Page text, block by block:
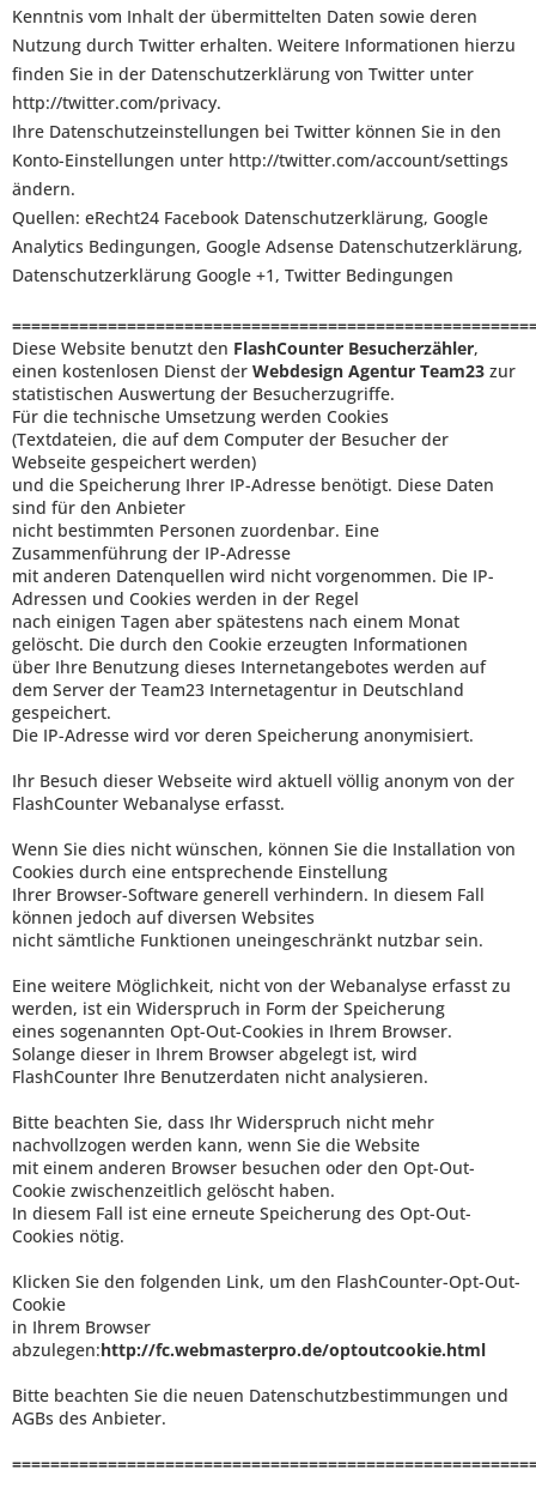
Kenntnis vom Inhalt der übermittelten Daten sowie deren
Nutzung durch Twitter erhalten. Weitere Informationen hierzu
finden Sie in der Datenschutzerklärung von Twitter unter
http://twitter.com/privacy.
Ihre Datenschutzeinstellungen bei Twitter können Sie in den
Konto-Einstellungen unter http://twitter.com/account/settings
ändern.
Quellen: eRecht24 Facebook Datenschutzerklärung, Google
Analytics Bedingungen, Google Adsense Datenschutzerklärung,
Datenschutzerklärung Google +1, Twitter Bedingungen
Diese Website benutzt den FlashCounter Besucherzähler,
einen kostenlosen Dienst der Webdesign Agentur Team23 zur
statistischen Auswertung der Besucherzugriffe.
Für die technische Umsetzung werden Cookies
(Textdateien, die auf dem Computer der Besucher der
Webseite gespeichert werden)
und die Speicherung Ihrer IP-Adresse benötigt. Diese Daten
sind für den Anbieter
nicht bestimmten Personen zuordenbar. Eine
Zusammenführung der IP-Adresse
mit anderen Datenquellen wird nicht vorgenommen. Die IP-
Adressen und Cookies werden in der Regel
nach einigen Tagen aber spätestens nach einem Monat
gelöscht. Die durch den Cookie erzeugten Informationen
über Ihre Benutzung dieses Internetangebotes werden auf
dem Server der Team23 Internetagentur in Deutschland
gespeichert.
Die IP-Adresse wird vor deren Speicherung anonymisiert.
Ihr Besuch dieser Webseite wird aktuell völlig anonym von der
FlashCounter Webanalyse erfasst.
Wenn Sie dies nicht wünschen, können Sie die Installation von
Cookies durch eine entsprechende Einstellung
Ihrer Browser-Software generell verhindern. In diesem Fall
können jedoch auf diversen Websites
nicht sämtliche Funktionen uneingeschränkt nutzbar sein.
Eine weitere Möglichkeit, nicht von der Webanalyse erfasst zu
werden, ist ein Widerspruch in Form der Speicherung
eines sogenannten Opt-Out-Cookies in Ihrem Browser.
Solange dieser in Ihrem Browser abgelegt ist, wird
FlashCounter Ihre Benutzerdaten nicht analysieren.
Bitte beachten Sie, dass Ihr Widerspruch nicht mehr
nachvollzogen werden kann, wenn Sie die Website
mit einem anderen Browser besuchen oder den Opt-Out-
Cookie zwischenzeitlich gelöscht haben.
In diesem Fall ist eine erneute Speicherung des Opt-Out-
Cookies nötig.
Klicken Sie den folgenden Link, um den FlashCounter-Opt-Out-
Cookie
in Ihrem Browser
abzulegen:http://fc.webmasterpro.de/optoutcookie.html
Bitte beachten Sie die neuen Datenschutzbestimmungen und
AGBs des Anbieter.